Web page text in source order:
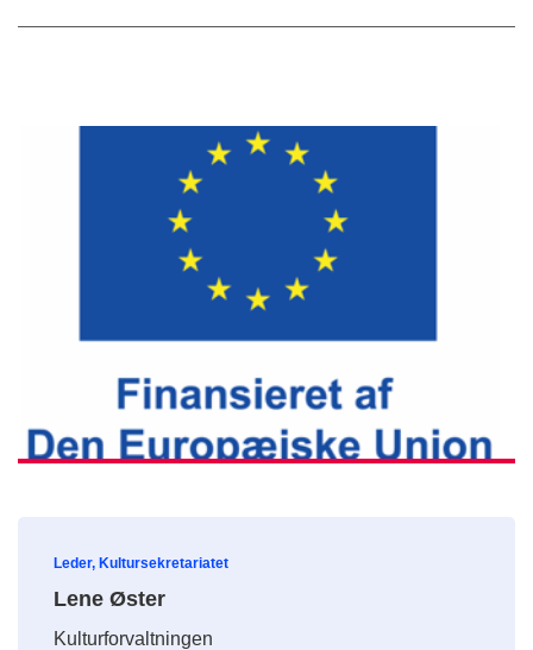
Leder, Kultursekretariatet
Lene Øster
Kulturforvaltningen